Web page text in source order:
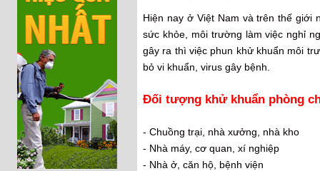
Hiện nay ở Việt Nam và trên thế giới
sức khỏe, môi trường làm việc nghỉ
gây ra thì việc phun khử khuẩn môi
bỏ vi khuẩn, virus gây bệnh.
Đối tượng khử khuẩn phòng
- Chuồng trại, nhà xưởng, nhà kho
- Nhà máy, cơ quan, xí nghiệp
- Nhà ở, căn hộ, bệnh viện